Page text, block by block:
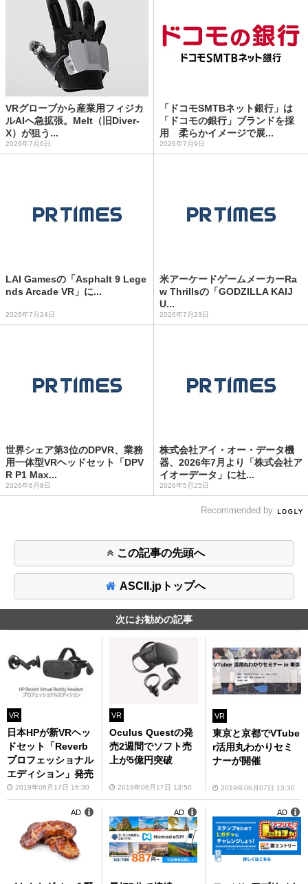
VRグローブから産業用フィジカ
ルAIへ急拡張。Melt（旧Diver-
X）が狙う...
2026年7月6日
「ドコモSMTBネット銀行」は
「ドコモの銀行」ブランドを採
用 柔らかイメージで展...
2026年7月9日
LAI Gamesの「Asphalt 9 Lege
nds Arcade VR」に...
2026年7月24日
米アーケードゲームメーカーRa
w Thrillsの「GODZILLA KAIJ
U...
2026年7月23日
世界シェア第3位のDPVR、業務
用一体型VRヘッドセット「DPV
R P1 Max...
2026年6月8日
株式会社アイ・オー・データ機
器、2026年7月より「株式会社ア
イオーデータ」に社...
2026年5月25日
Recommended by
この記事の先頭へ
ASCII.jpトップへ
次にお勧めの記事
VR
日本HPが新VRヘッ
ドセット「Reverb
プロフェッショナル
エディション」発売
2019年06月17日 16:30
VR
Oculus Questの発
売2週間でソフト売
上が5億円突破
2019年06月17日 13:50
VR
東京と京都でVTube
r活用丸わかりセミ
ナーが開催
2019年06月07日 13:30
AD AD AD